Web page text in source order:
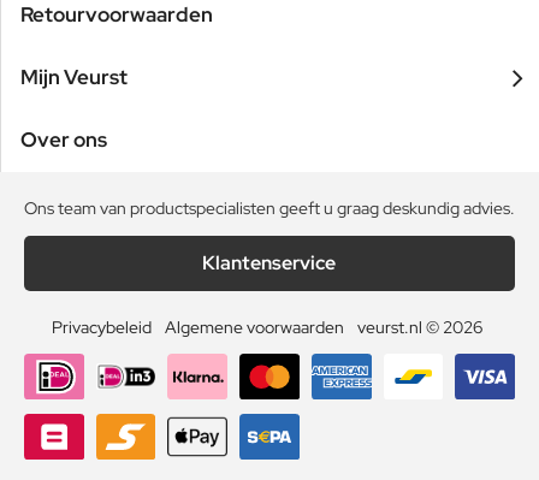
Retourvoorwaarden
Mijn Veurst
Over ons
Ons team van productspecialisten geeft u graag deskundig advies.
Klantenservice
Privacybeleid Algemene voorwaarden veurst.nl © 2026